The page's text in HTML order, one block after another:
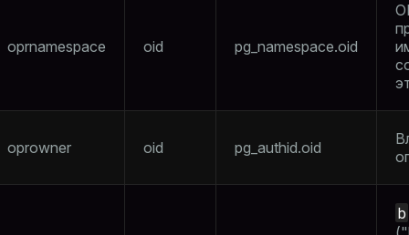
oprnamespace oid pg_namespace.oid
oprowner oid pg_authid.oid
b